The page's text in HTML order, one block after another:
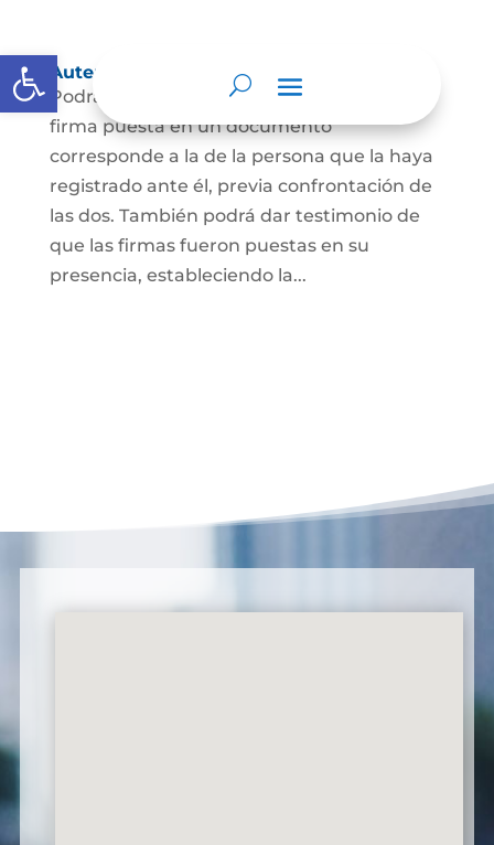
Abrir barra de herramientas
Autenticación de Firma
Podrá dar testimonio escrito de que la
firma puesta en un documento
corresponde a la de la persona que la haya
registrado ante él, previa confrontación de
las dos. También podrá dar testimonio de
que las firmas fueron puestas en su
presencia, estableciendo la...